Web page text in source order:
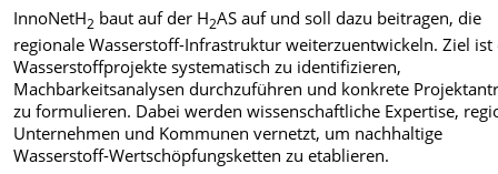
InnoNetH2 baut auf der H2AS auf und soll dazu beitragen, die
regionale Wasserstoff-Infrastruktur weiterzuentwickeln. Ziel ist
Wasserstoffprojekte systematisch zu identifizieren,
Machbarkeitsanalysen durchzuführen und konkrete
zu formulieren. Dabei werden wissenschaftliche Expertise,
Unternehmen und Kommunen vernetzt, um nachhaltige
Wasserstoff-Wertschöpfungsketten zu etablieren.